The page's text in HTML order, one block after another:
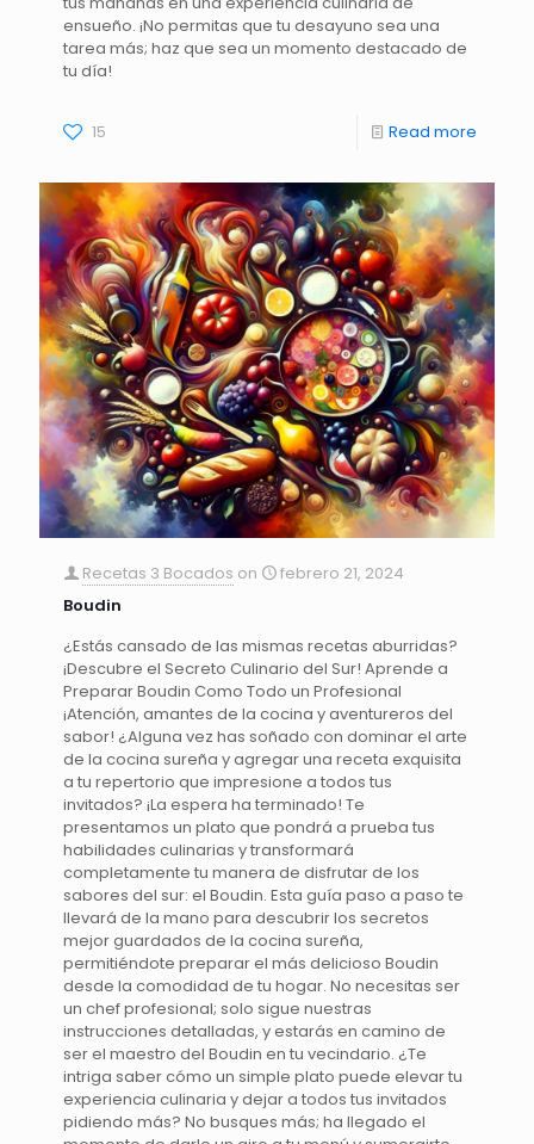
ensueño. ¡No permitas que tu desayuno sea una
tarea más; haz que sea un momento destacado de
tu día!
15 Read more
Recetas 3 Bocados on
febrero 21, 2024
Boudin
¿Estás cansado de las mismas recetas aburridas?
¡Descubre el Secreto Culinario del Sur! Aprende a
Preparar Boudin Como Todo un Profesional
¡Atención, amantes de la cocina y aventureros del
sabor! ¿Alguna vez has soñado con dominar el arte
de la cocina sureña y agregar una receta exquisita
a tu repertorio que impresione a todos tus
invitados? ¡La espera ha terminado! Te
presentamos un plato que pondrá a prueba tus
habilidades culinarias y transformará
completamente tu manera de disfrutar de los
sabores del sur: el Boudin. Esta guía paso a paso te
llevará de la mano para descubrir los secretos
mejor guardados de la cocina sureña,
permitiéndote preparar el más delicioso Boudin
desde la comodidad de tu hogar. No necesitas ser
un chef profesional; solo sigue nuestras
instrucciones detalladas, y estarás en camino de
ser el maestro del Boudin en tu vecindario. ¿Te
intriga saber cómo un simple plato puede elevar tu
experiencia culinaria y dejar a todos tus invitados
pidiendo más? No busques más; ha llegado el